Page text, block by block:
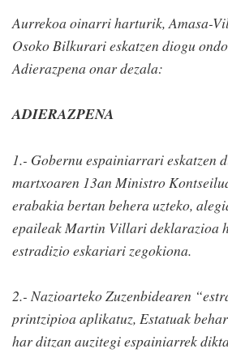
Aurrekoa oinarri harturik, Amasa-
Osoko Bilkurari eskatzen diogu
Adierazpena onar dezala:
ADIERAZPENA
1.- Gobernu espainiarrari eskatzen
martxoaren 13an Ministro
erabakia bertan behera uzteko,
epaileak Martin Villari deklarazioa
estradizio eskariari zegokiona.
2.- Nazioarteko Zuzenbidearen
printzipioa aplikatuz, Estatuak
har ditzan auzitegi espainiarrek